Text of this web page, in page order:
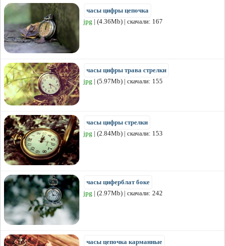
часы цифры цепочка
jpg | (4.36Mb) | скачали: 167
часы цифры трава стрелки
jpg | (5.97Mb) | скачали: 155
часы цифры стрелки
jpg | (2.84Mb) | скачали: 153
часы циферблат боке
jpg | (2.97Mb) | скачали: 242
часы цепочка карманные